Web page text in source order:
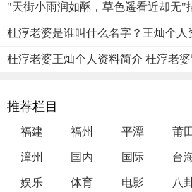
"天街小雨润如酥，草色遥看近却无"
杜淳老婆是谁叫什么名字？王灿个人
杜淳老婆王灿个人资料简介 杜淳老
推荐栏目
福建 福州 平潭 莆田
漳州 国内 国际 台
娱乐 体育 电影 八